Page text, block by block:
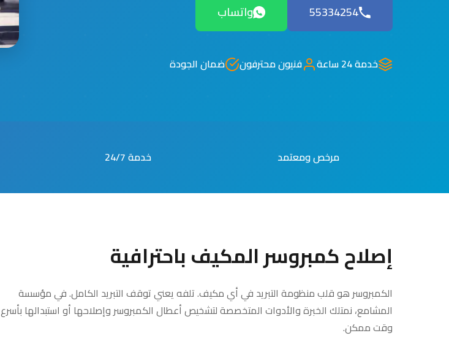
55334254 واتساب
خدمة 24 ساعة فنيون محترفون ضمان الجودة
مرخص ومعتمد خدمة 24/7
إصلاح كمبروسر المكيف باحترافية
الكمبروسر هو قلب منظومة التبريد في أي مكيف. تلفه يعني توقف التبريد الكامل. في مؤسسة
المشامع، نمتلك الخبرة والأدوات المتخصصة لتشخيص أعطال الكمبروسر وإصلاحها أو استبدالها بأسرع
وقت ممكن.